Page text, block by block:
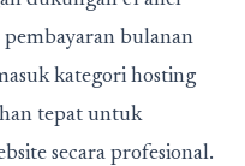
bulanan
kategori hosting
tepat untuk
secara profesional.